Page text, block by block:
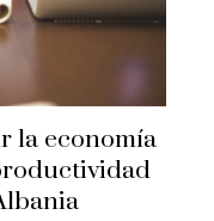
la economía